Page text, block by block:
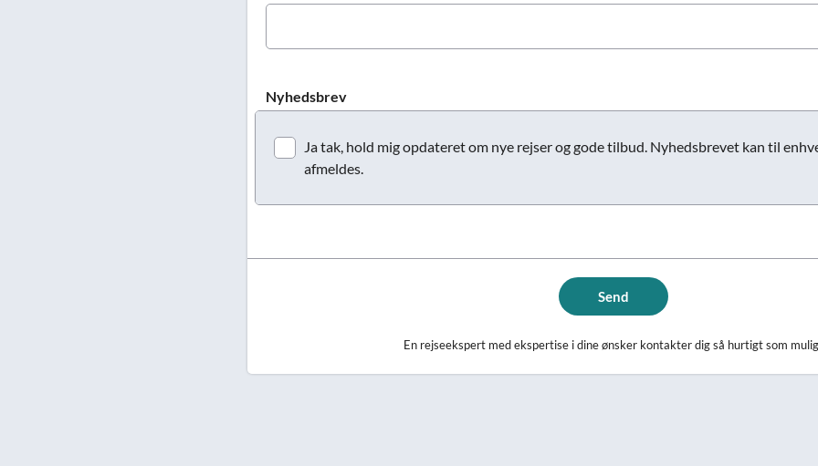
Nyhedsbrev
Ja tak, hold mig opdateret om nye rejser og gode tilbud. Nyhedsbrevet kan til
afmeldes.
Send
En rejseekspert med ekspertise i dine ønsker kontakter dig så hurtigt som